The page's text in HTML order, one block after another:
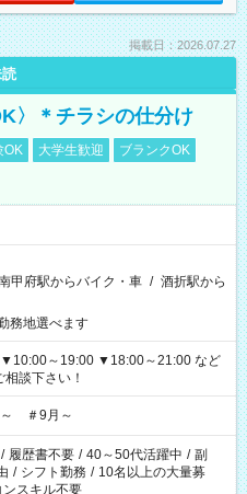
掲載日：2026.07.27
〉＊チラシの仕分け
OK 大学生歓迎
ブランクOK
甲府駅からバイク・車 / 酒折駅から
務地選べます
談下さい！
～ ＃9月～
/ 履歴書不要 / 40～50代活躍中 / 副
/ シフト勤務 / 10名以上の大量募
ンスキル不要